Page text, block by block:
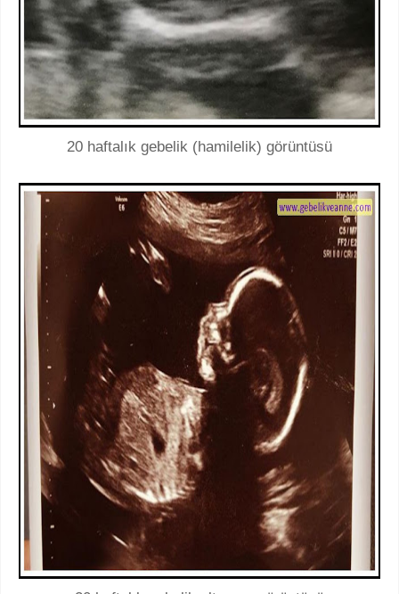
20 haftalık gebelik (hamilelik) görüntüsü